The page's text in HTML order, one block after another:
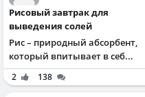
Рисовый завтрак для
выведения солей
Рис – природный абсорбент,
который впитывает в себ...
2 138